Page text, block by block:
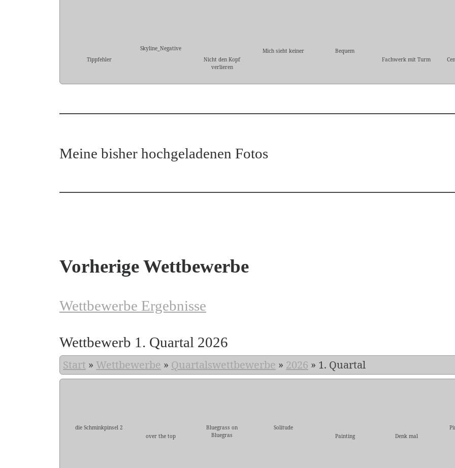
Tippfehler
Skyline_Negative
Nicht den Kopf
verlieren
Mich sieht keiner
Bequem
Fachwerk mit Turm
Meine bisher hochgeladenen Fotos
Vorherige Wettbewerbe
Wettbewerbe Ergebnisse
Wettbewerb 1. Quartal 2026
Start » Wettbewerbe » Quartalswettbewerbe » 2026 » 1. Quartal
die Schminkpinsel 2
over the top
Bluegrass on
Bluegras
Solitude
Painting
Denk mal